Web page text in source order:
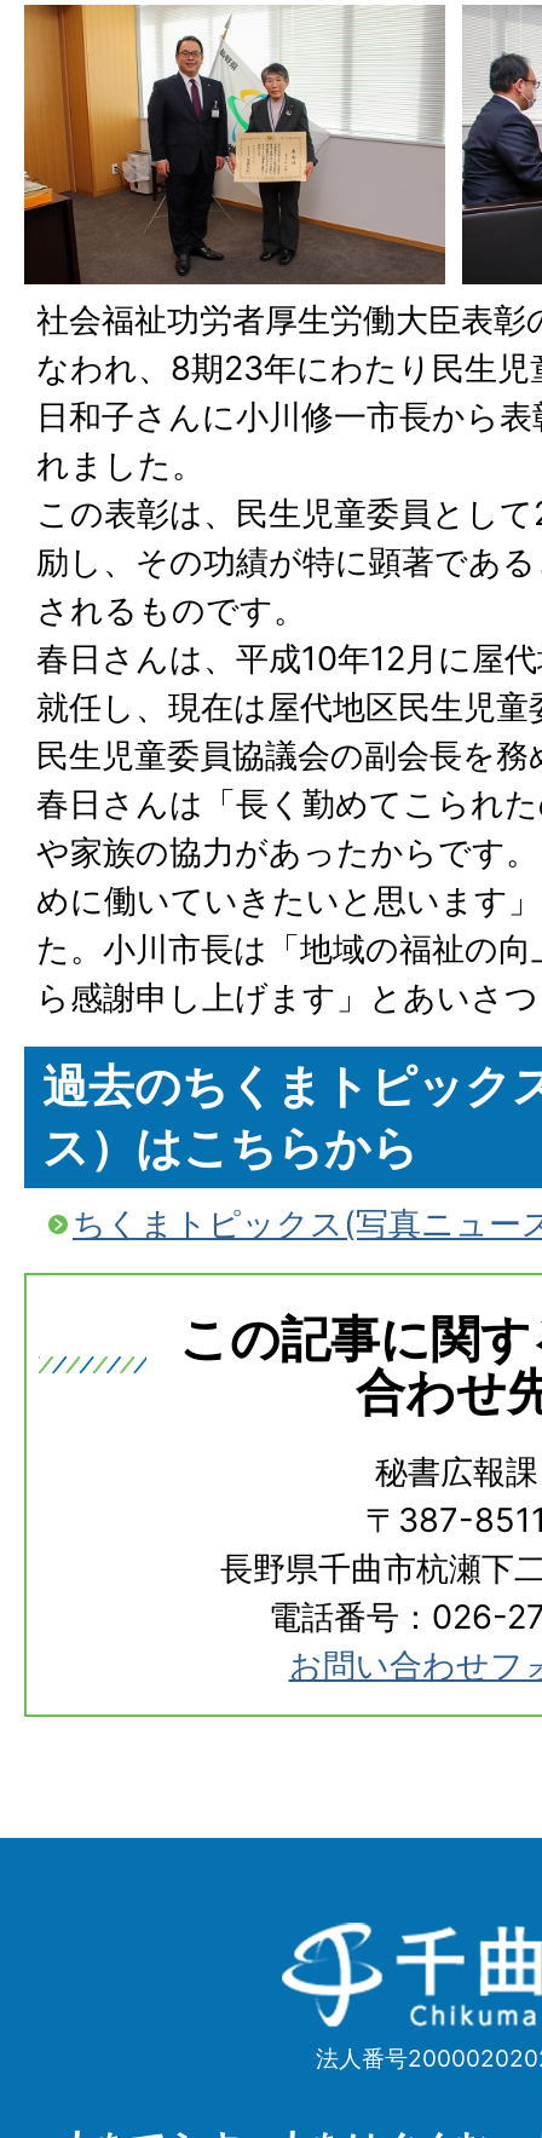
社会福祉功労者厚生労働大臣表
なわれ、8期23年にわたり民生
日和子さんに小川修一市長から
れました。
この表彰は、民生児童委員とし
励し、その功績が特に顕著であ
されるものです。
春日さんは、平成10年12月に屋
就任し、現在は屋代地区民生児
民生児童委員協議会の副会長を
春日さんは「長く勤めてこられ
や家族の協力があったからです
めに働いていきたいと思います
た。小川市長は「地域の福祉の
ら感謝申し上げます」とあいさ
過去のちくまトピック
ス）はこちらから
ちくまトピックス(写真ニュー
この記事に関
合わせ
秘書広報課
〒387-
長野県千曲市杭瀬下
電話番号：026-
お問い合わせフ
千
曲
Chikuma
法人番号